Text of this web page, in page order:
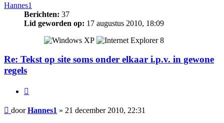
Hannes1
Berichten: 37
Lid geworden op: 17 augustus 2010, 18:09
Re: Tekst op site soms onder elkaar i.p.v. in gewone
regels
Bericht
doorHannes1 » 21 december 2010, 22:31